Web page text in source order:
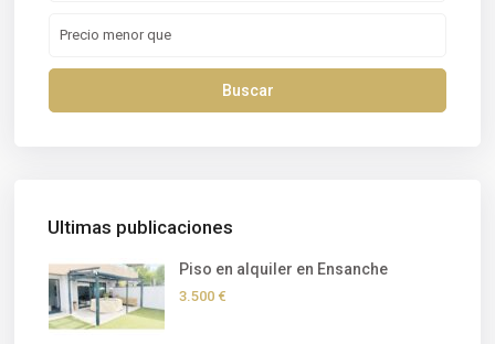
Buscar
Ultimas publicaciones
Piso en alquiler en Ensanche
3.500 €